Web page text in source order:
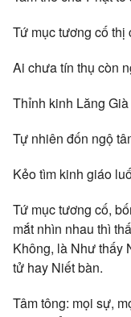
Tứ mục tương cố thị
Ai chưa tín thụ còn
Thỉnh kinh Lăng
Tự nhiên đốn ngộ
Kẻo tìm kinh giáo
Tứ mục tương cố,
mắt nhìn nhau thì
Không, là Như thấy
tử hay Niết bàn.
Tâm tông: mọi sự,